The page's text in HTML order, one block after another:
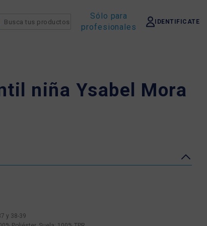
Sólo para
profesionales
IDENTIFICATE
niña Ysabel Mora
y 38-39